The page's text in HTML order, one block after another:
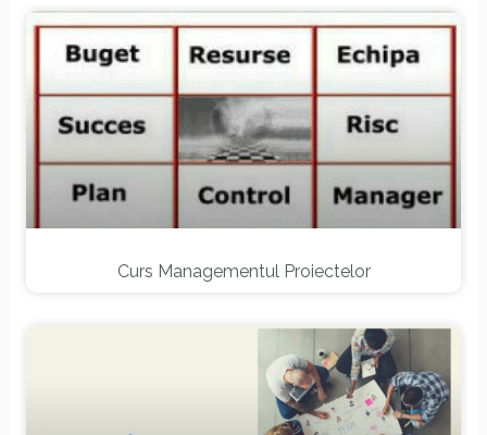
Curs Managementul Proiectelor